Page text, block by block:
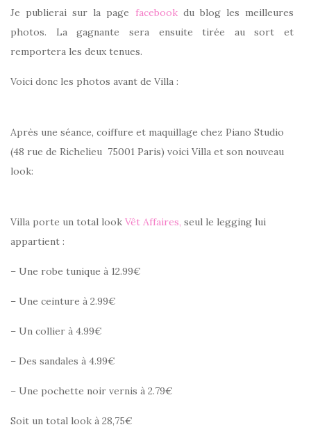
Je publierai sur la page facebookdu blog les meilleures
photos. La gagnante sera ensuite tirée au sort et
remportera les deux tenues.
Voici donc les photos avant de Villa :
Après une séance, coiffure et maquillage chez Piano Studio
(48 rue de Richelieu 75001 Paris) voici Villa et son nouveau
look:
Villa porte un total look Vêt Affaires, seul le legging lui
appartient :
– Une robe tunique à 12.99€
– Une ceinture à 2.99€
– Un collier à 4.99€
– Des sandales à 4.99€
– Une pochette noir vernis à 2.79€
Soit un total look à 28,75€